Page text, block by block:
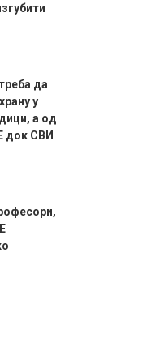
да
у
а од
док СВИ